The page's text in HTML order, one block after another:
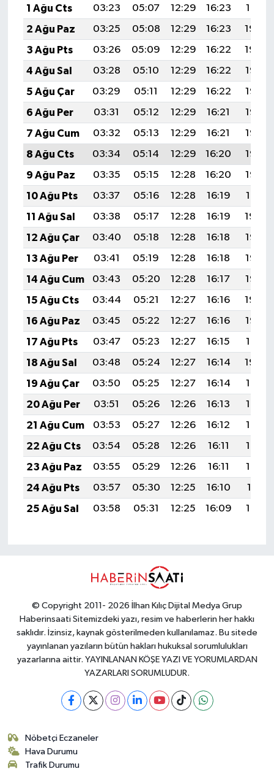
1 Ağu Cts
03:23 05:07 12:29 16:23
19:41
2 Ağu Paz
03:25 05:08 12:29 16:23
19:40
3 Ağu Pts
03:26 05:09 12:29 16:22
19:39
4 Ağu Sal
03:28 05:10 12:29 16:22
19:38
5 Ağu Çar
03:29 05:11 12:29 16:22
19:37
6 Ağu Per
03:31 05:12 12:29 16:21
19:36
7 Ağu Cum
03:32 05:13 12:29 16:21
19:35
8 Ağu Cts
03:34 05:14 12:29 16:20
19:33
9 Ağu Paz
03:35 05:15 12:28 16:20
19:32
10 Ağu Pts
03:37 05:16 12:28 16:19
19:31
11 Ağu Sal
03:38 05:17 12:28 16:19
19:29
12 Ağu Çar
03:40 05:18 12:28 16:18
19:28
13 Ağu Per
03:41 05:19 12:28 16:18
19:27
14 Ağu Cum
03:43 05:20 12:28 16:17
19:26
15 Ağu Cts
03:44 05:21 12:27 16:16
19:24
16 Ağu Paz
03:45 05:22 12:27 16:16
19:23
17 Ağu Pts
03:47 05:23 12:27 16:15
19:21
18 Ağu Sal
03:48 05:24 12:27 16:14
19:20
19 Ağu Çar
03:50 05:25 12:27 16:14
19:18
20 Ağu Per
03:51 05:26 12:26 16:13
19:17
21 Ağu Cum
03:53 05:27 12:26 16:12
19:16
22 Ağu Cts
03:54 05:28 12:26 16:11
19:14
23 Ağu Paz
03:55 05:29 12:26 16:11
19:13
24 Ağu Pts
03:57 05:30 12:25 16:10
19:11
25 Ağu Sal
03:58 05:31 12:25 16:09 19:10
© Copyright 2011- 2026 İlhan Kılıç Dijital Medya Grup
Haberinsaati Sitemizdeki yazı, resim ve haberlerin her hakkı
saklıdır. İzinsiz, kaynak gösterilmeden kullanılamaz. Bu sitede
yayınlanan yazıların bütün hakları hukuksal sorumlulukları
yazarlarına aittir. YAYINLANAN KÖŞE YAZI VE YORUMLARDAN
YAZARLARI SORUMLUDUR.
Nöbetçi Eczaneler
Hava Durumu
Trafik Durumu